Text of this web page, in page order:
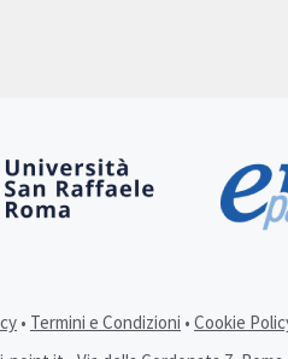
• Termini e Condizioni • Cookie